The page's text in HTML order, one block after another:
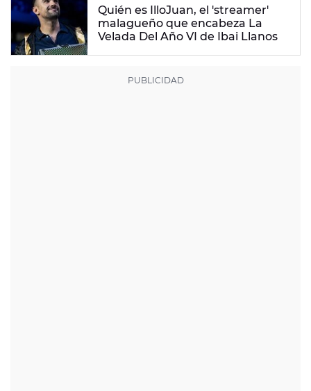
Quién es IlloJuan, el 'streamer'
malagueño que encabeza La
Velada Del Año VI de Ibai Llanos